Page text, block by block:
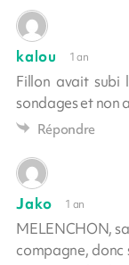
kalou 1 an
Fillon avait subi
sondages et non
Répondre
Jako 1 an
MELENCHON,
compagne, donc